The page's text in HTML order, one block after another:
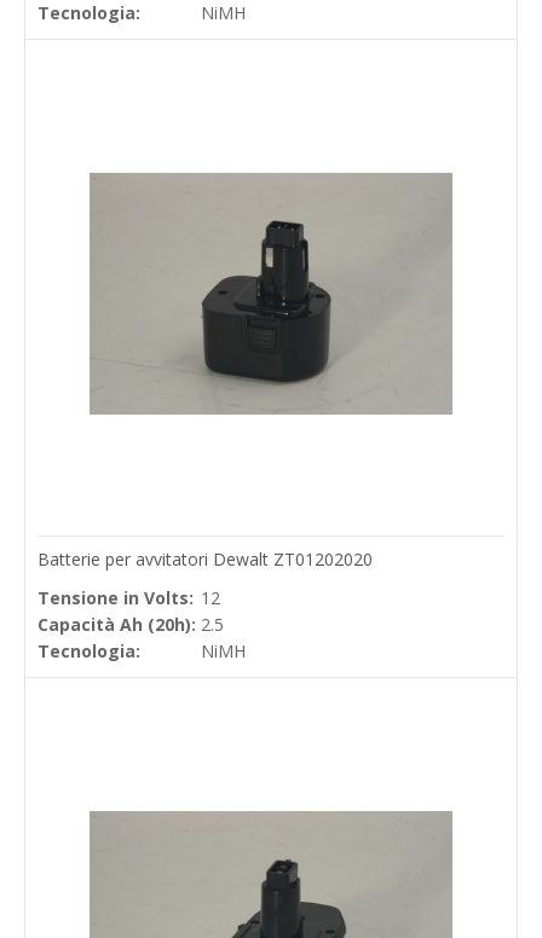
Tecnologia:
NiMH
Batterie per avvitatori Dewalt ZT01202020
Tensione in Volts: 12
Capacità Ah (20h): 2.5
Tecnologia:
NiMH